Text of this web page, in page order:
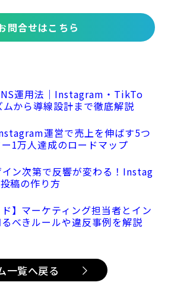
問合せはこちら
運用法｜Instagram・TikTo
から導線設計まで徹底解説
運営で売上を伸ばす5つ
1万人達成のロードマップ
イン次第で反響が変わる！Instag
稿の作り方
ド】マーケティング担当者とイン
べきルールや違反事例を解説
一覧へ戻る